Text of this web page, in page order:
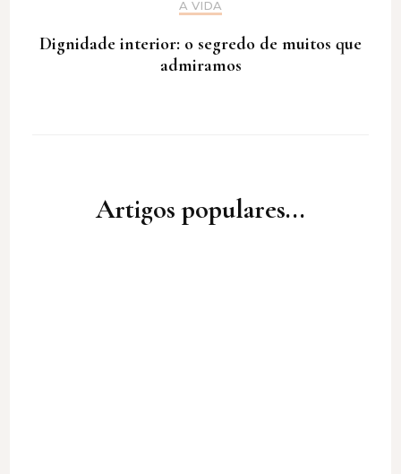
A VIDA
Dignidade interior: o segredo de muitos que
admiramos
Artigos populares...